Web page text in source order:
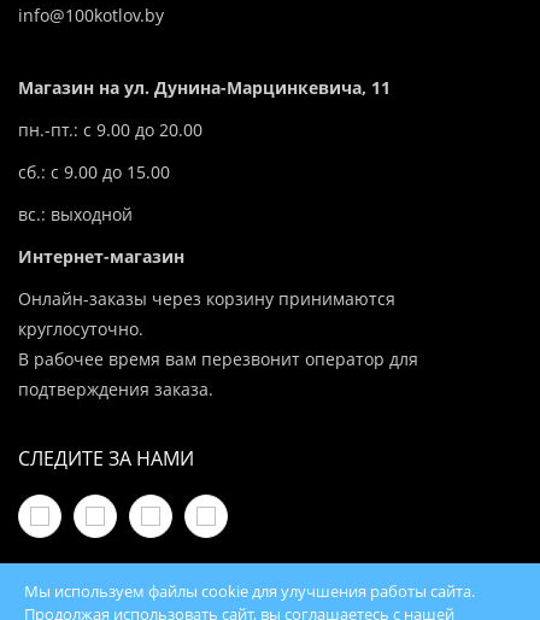
info@100kotlov.by
Магазин на ул. Дунина-Марцинкевича, 11
пн.-пт.: с 9.00 до 20.00
сб.: с 9.00 до 15.00
вс.: выходной
Интернет-магазин
Онлайн-заказы через корзину принимаются
круглосуточно.
В рабочее время вам перезвонит оператор для
подтверждения заказа.
СЛЕДИТЕ ЗА НАМИ
Мы используем файлы cookie для улучшения работы сайта.
Продолжая использовать сайт, вы соглашаетесь с нашей